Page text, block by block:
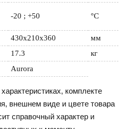
-20 ; +50 °C
430x210x360
мм
17.3
кг
Aurora
комплекте
внешнем виде и цвете товара
справочный характер и